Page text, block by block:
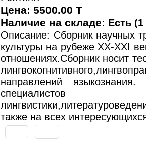
Цена: 5500.00 T
Наличие на складе: Есть
Описание: Сборник научных
культуры на рубеже XX-XXI
отношениях.Сборник носит
направлений
также на всех